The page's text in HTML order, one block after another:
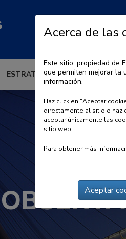
ESTRATEGIA
Acerca de las
Este sitio, propiedad de
que permiten mejorar la
información.
Haz click en "Aceptar
directamente al sitio o haz
aceptar únicamente las
sitio web.
Para obtener más